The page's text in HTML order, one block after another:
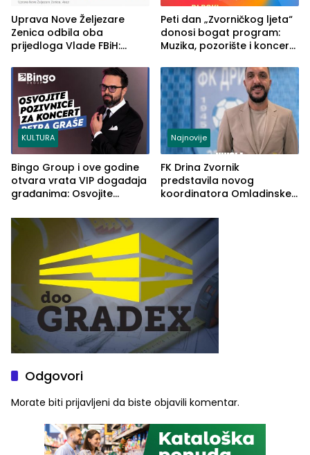
Uprava Nove Željezare
Zenica odbila oba
prijedloga Vlade FBiH:
rješenje
Peti dan „Zvorničkog ljeta“
donosi bogat program:
Muzika, pozorište i koncert
KULTURA
Bingo Group i ove godine
otvara vrata VIP događaja
građanima: Osvojite
Graše
Najnovije
FK Drina Zvornik
predstavila novog
koordinatora Omladinske
Odgovori
Morate biti prijavljeni da biste objavili komentar.